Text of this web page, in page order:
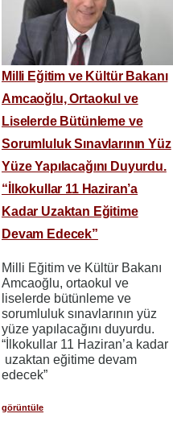
Milli Eğitim ve Kültür Bakanı
Amcaoğlu, Ortaokul ve
Liselerde Bütünleme ve
Sorumluluk Sınavlarının Yüz
Yüze Yapılacağını Duyurdu.
“İlkokullar 11 Haziran’a
Kadar Uzaktan Eğitime
Devam Edecek”
Milli Eğitim ve Kültür Bakanı
Amcaoğlu, ortaokul ve
liselerde bütünleme ve
sorumluluk sınavlarının yüz
yüze yapılacağını duyurdu.
“İlkokullar 11 Haziran’a kadar
uzaktan eğitime devam
edecek”
görüntüle